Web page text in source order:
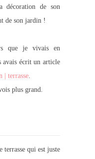
décoration de son
de son jardin !
que je vivais en
avais écrit un article
| terrasse.
plus grand.
terrasse qui est juste